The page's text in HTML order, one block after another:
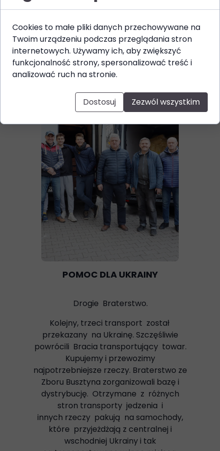
POMOC DLA UKRAINY
Drogie Braterstwo.
Kolejny, trzeci transport został
przekazany na Ukrainę. Szczęśliwie
powrócili Bracia transportujący towar.
Kupujemy i przewozimy
najpotrzebniejsze rzeczy. Braterstwo ze
Zboru Busztyna zorganizowali bazę i
dystrybucję. Otrzymane z różnych
stron transporty jedzenia i
innych rzeczy pakują na samochody,
które przyjeżdżają z centralnej i
wschodniej Ukrainy i tak
Cookies to małe pliki danych przechowywane na
Twoim urządzeniu podczas przeglądania stron
internetowych. Używamy ich, aby zwiększyć
funkcjonalność strony, spersonalizować treść i
analizować ruch na stronie.
Dostosuj Zezwól wszystkim